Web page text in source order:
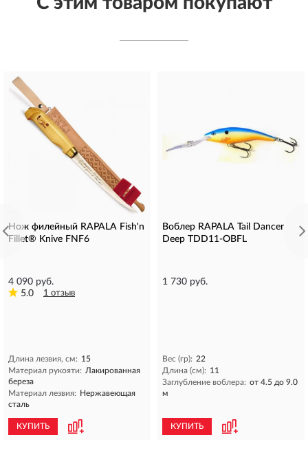
Нож филейный RAPALA Fish'n
Fillet® Knive FNF6
4 090 руб.
5.0
1 отзыв
Длина лезвия, см: 15
Материал рукояти: Лакированная
береза
Материал лезвия: Нержавеющая
сталь
КУПИТЬ
Воблер RAPALA Tail Dancer
Deep TDD11-OBFL
1 730 руб.
Вес (гр): 22
Длина (см): 11
Заглубление воблера: от 4.5 до 9.0
м
КУПИТЬ